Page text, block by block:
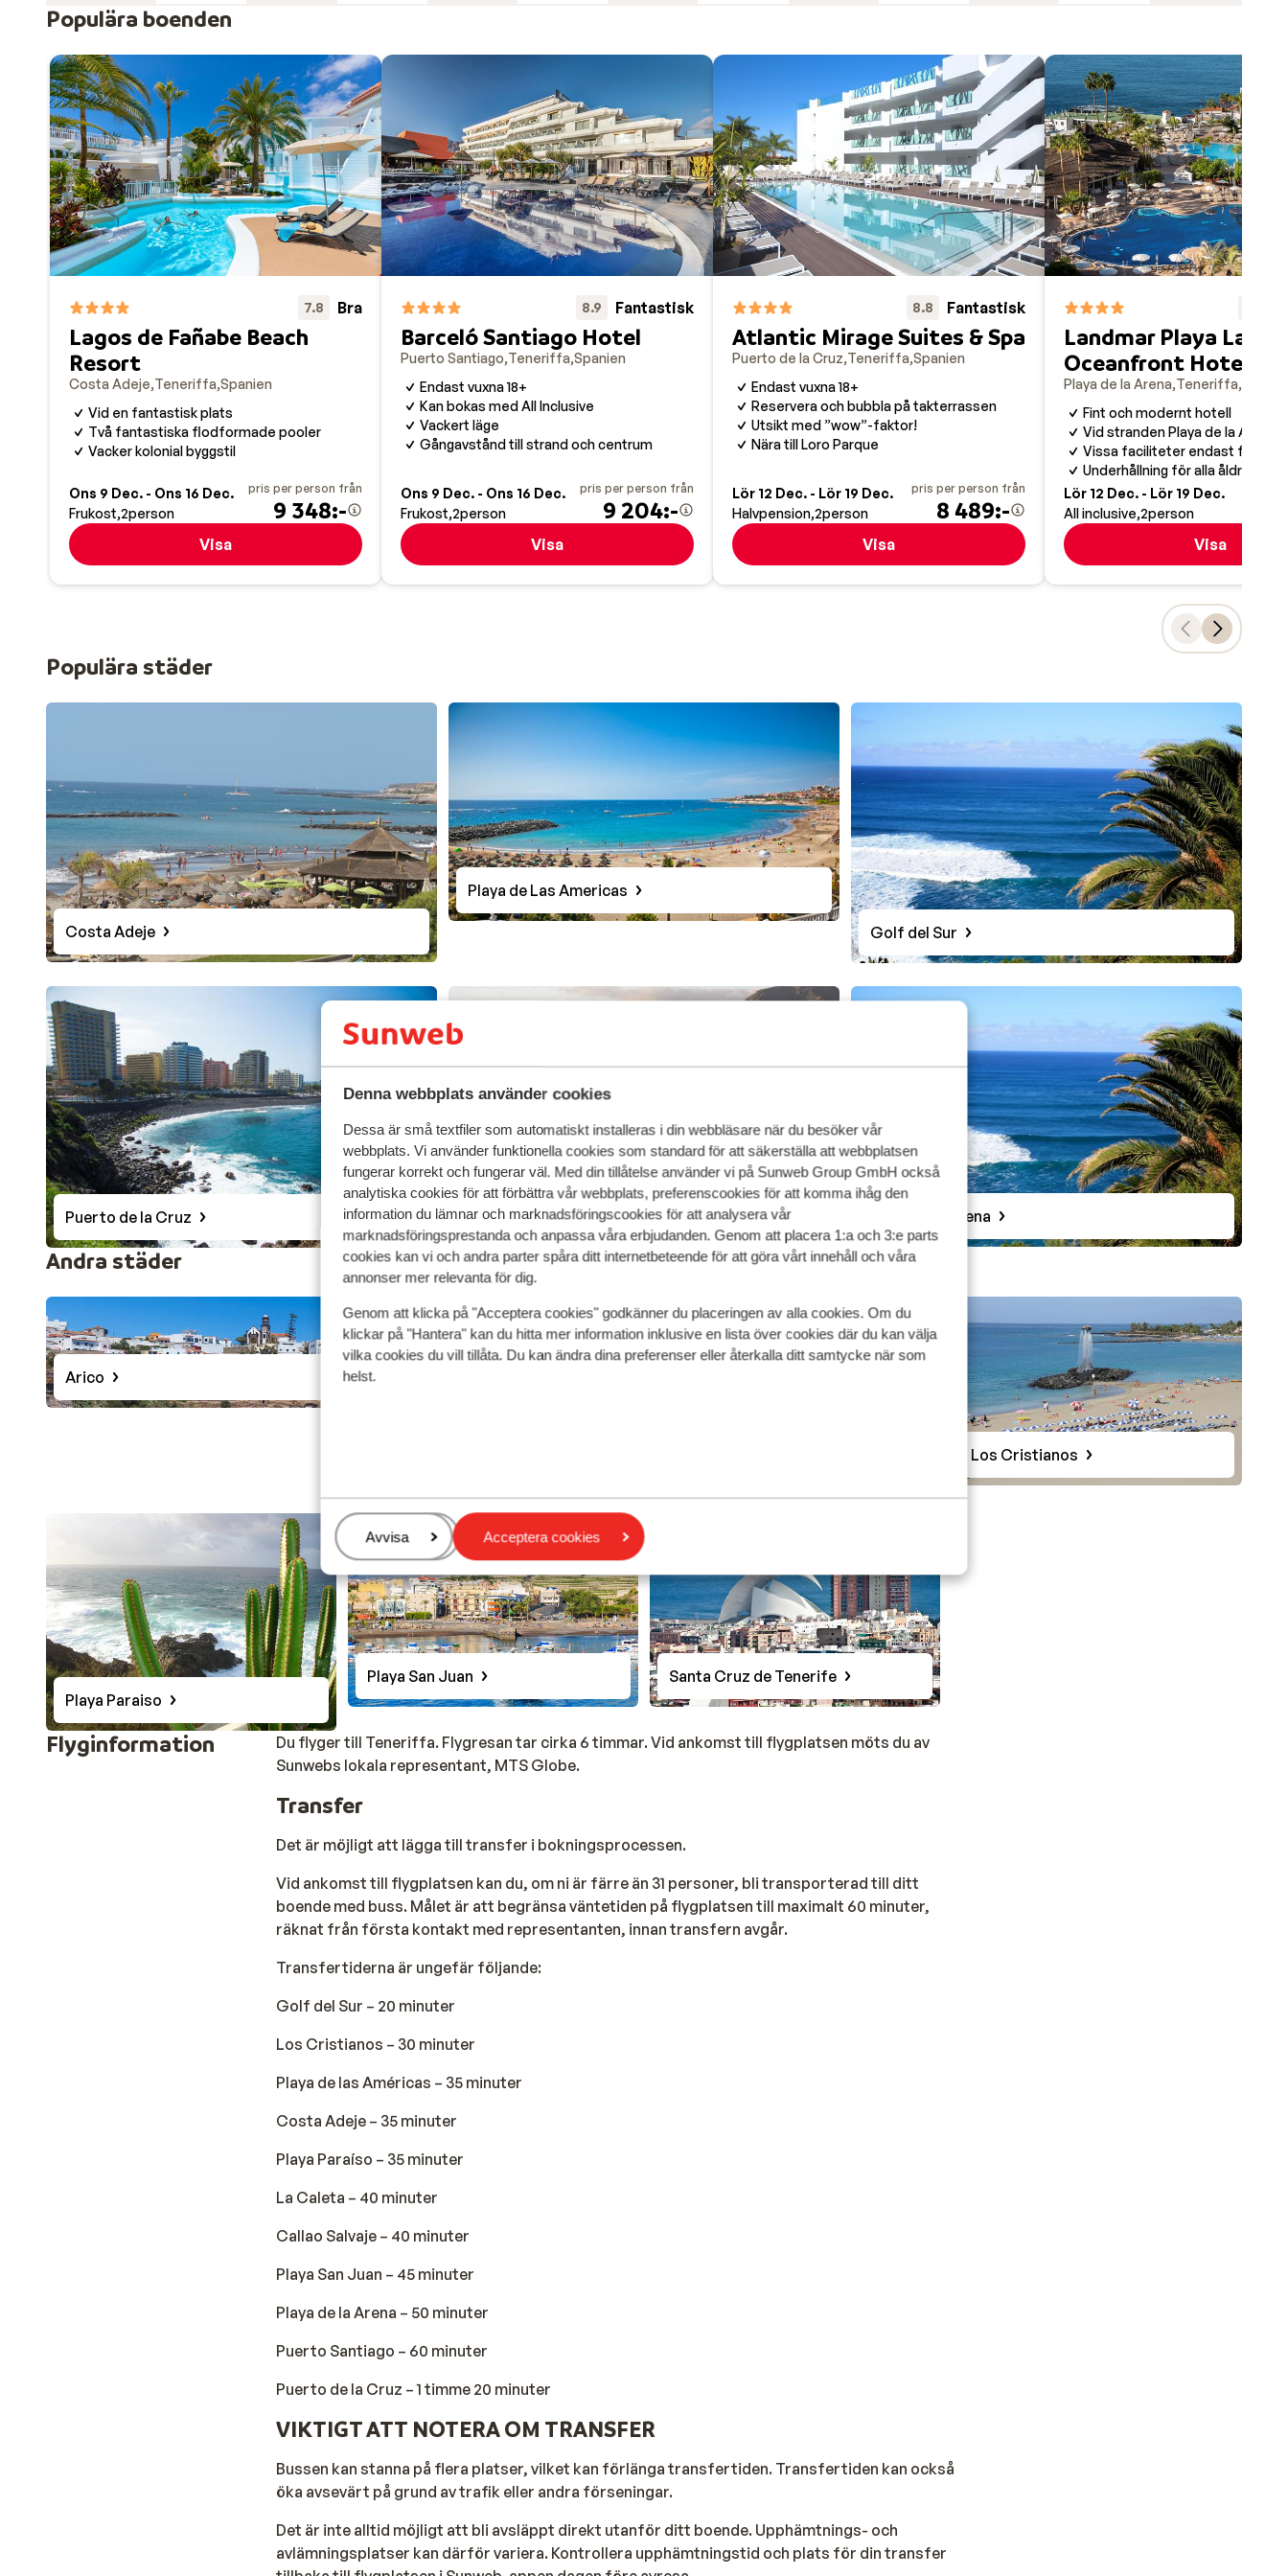
Denna webbplats använder cookies
Dessa är små textfiler som automatiskt installeras i din webbläsare när du besöker vår
webbplats. Vi använder funktionella cookies som standard för att säkerställa att webbplatsen
fungerar korrekt och fungerar väl. Med din tillåtelse använder vi på Sunweb Group GmbH också
analytiska cookies för att förbättra vår webbplats, preferenscookies för att komma ihåg den
information du lämnar och marknadsföringscookies för att analysera vår
marknadsföringsprestanda och anpassa våra erbjudanden. Genom att placera 1:a och 3:e parts
cookies kan vi och andra parter spåra ditt internetbeteende för att göra vårt innehåll och våra
annonser mer relevanta för dig.
Genom att klicka på "Acceptera cookies" godkänner du placeringen av alla cookies. Om du
klickar på "Hantera" kan du hitta mer information inklusive en lista över cookies där du kan välja
vilka cookies du vill tillåta. Du kan ändra dina preferenser eller återkalla ditt samtycke när som
helst.
Hantera
Avvisa Acceptera cookies
Festivaler på Teneriffa
Varje år arrangerar Farra World Events spektakulära musikfestivaler på Teneriffa. De anordnar festivaler inte bara på
Kanarieöarna, utan även runt om i världen. Med internationellt kända artister och imponerande ljusshower bjuder de på
en oförglömlig upplevelse vid varje tillfälle!
Populära boenden
7.8 Bra
Lagos de Fañabe Beach
Resort
Costa Adeje Teneriffa Spanien
Vid en fantastisk plats
Två fantastiska flodformade pooler
Vacker kolonial byggstil
Ons 9 Dec. - Ons 16 Dec.
Frukost 2person
pris per person från
9 348:-
Visa
8.9 Fantastisk
Barceló Santiago Hotel
Puerto Santiago Teneriffa Spanien
Endast vuxna 18+
Kan bokas med All Inclusive
Vackert läge
Gångavstånd till strand och centrum
Ons 9 Dec. - Ons 16 Dec.
Frukost 2person
pris per person från
9 204:-
Visa
8.8 Fantastisk
Atlantic Mirage Suites & Spa
Puerto de la Cruz Teneriffa Spanien
Endast vuxna 18+
Reservera och bubbla på takterrassen
Utsikt med ”wow”-faktor!
Nära till Loro Parque
Lör 12 Dec. - Lör 19 Dec.
Halvpension 2person
pris per person från
8 489:-
Visa
Landmar Playa La
Oceanfront Hotel
Playa de la Arena Teneriffa
Fint och modernt hotell
Vid stranden Playa de la Arena
Vissa faciliteter endast för
Underhållning för alla åldrar
Lör 12 Dec. - Lör 19 Dec.
All inclusive 2person
Visa
Populära städer
Costa Adeje
Playa de Las Americas
Golf del Sur
Puerto de la Cruz
Puerto Santiago
Playa de la Arena
Andra städer
Arico
Los Cristianos
Playa Paraiso
Playa San Juan Santa Cruz de Tenerife
Flyginformation
Du flyger till Teneriffa. Flygresan tar cirka 6 timmar. Vid ankomst till flygplatsen möts du av
Sunwebs lokala representant, MTS Globe.
Transfer
Det är möjligt att lägga till transfer i bokningsprocessen.
Vid ankomst till flygplatsen kan du, om ni är färre än 31 personer, bli transporterad till ditt
boende med buss. Målet är att begränsa väntetiden på flygplatsen till maximalt 60 minuter,
räknat från första kontakt med representanten, innan transfern avgår.
Transfertiderna är ungefär följande:
Golf del Sur – 20 minuter
Los Cristianos – 30 minuter
Playa de las Américas – 35 minuter
Costa Adeje – 35 minuter
Playa Paraíso – 35 minuter
La Caleta – 40 minuter
Callao Salvaje – 40 minuter
Playa San Juan – 45 minuter
Playa de la Arena – 50 minuter
Puerto Santiago – 60 minuter
Puerto de la Cruz – 1 timme 20 minuter
VIKTIGT ATT NOTERA OM TRANSFER
Bussen kan stanna på flera platser, vilket kan förlänga transfertiden. Transfertiden kan också
öka avsevärt på grund av trafik eller andra förseningar.
Det är inte alltid möjligt att bli avsläppt direkt utanför ditt boende. Upphämtnings- och
avlämningsplatser kan därför variera. Kontrollera upphämtningstid och plats för din transfer